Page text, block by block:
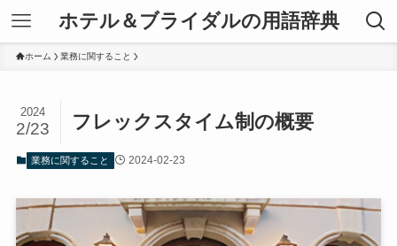
ホテル＆ブライダルの用語辞典
ホーム 業務に関すること
フレックスタイム制の概要
2024
2/23
業務に関すること 2024-02-23